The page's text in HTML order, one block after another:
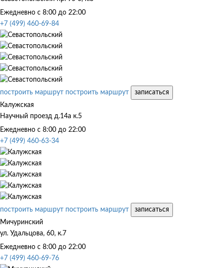
Ежедневно с 8:00 до 22:00
+7 (499) 460-69-84
построить маршрут построить маршрут
записаться
Калужская
Научный проезд д.14а к.5
Ежедневно с 8:00 до 22:00
+7 (499) 460-63-34
построить маршрут построить маршрут
записаться
Мичуринский
ул. Удальцова, 60, к.7
Ежедневно с 8:00 до 22:00
+7 (499) 460-69-76